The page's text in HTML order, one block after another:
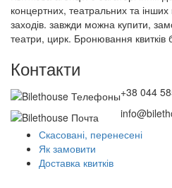
концертних, театральних та
заходів. завжди можна купити,
театри, цирк. Бронювання квитків
Контакти
+38 044
Скасовані, перенесені
Як замовити
Доставка квитків